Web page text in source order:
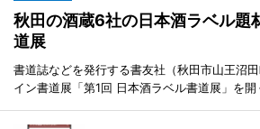
秋田の酒蔵6社の日本酒ラベル題
道展
書道誌などを発行する書友社（秋田市山王沼
イン書道展「第1回 日本酒ラベル書道展」を開